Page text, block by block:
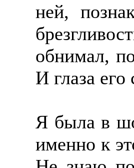
ней,
обнимал,
И глаза его
Я была в
именно к